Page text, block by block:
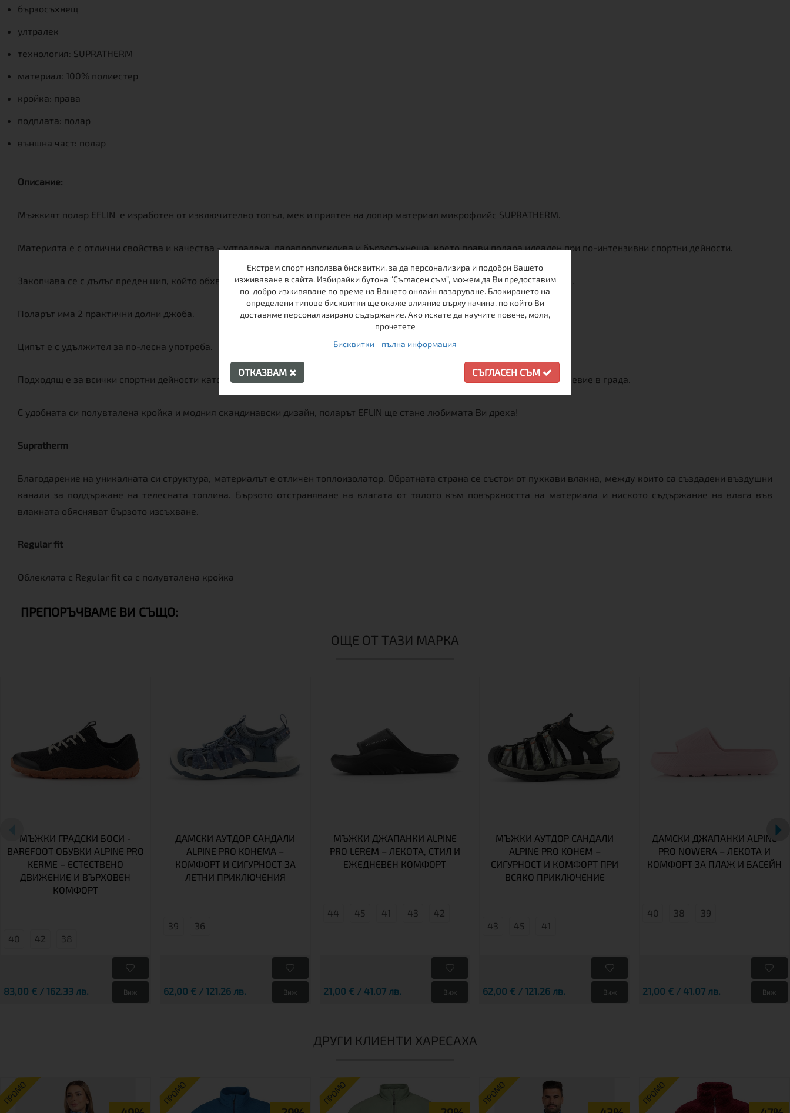
бързосъхнещ
ултралек
технология: SUPRATHERM
материал: 100% полиестер
кройка: права
подплата: полар
външна част: полар
Описание:
Мъжкият полар EFLIN е изработен от изключително топъл, мек и приятен на допир материал микрофлийс SUPRATHERM.
Материята е с отлични свойства и качества - ултралека, парапропусклива и бързосъхнеща, което прави полара идеален при по-интензивни спортни дейности.
Закопчава се с дълъг преден цип, който обхваща и цялата яка за оптимален температурен комфорт при по-студено време.
Поларът има 2 практични долни джоба.
Ципът е с удължител за по-лесна употреба.
Подходящ е за всички спортни дейности като джогинг, колоездене, планински туризъм или ски, както и за обичайно ежедневие в града.
С удобната си полувталена кройка и модния скандинавски дизайн, поларът EFLIN ще стане любимата Ви дреха!
Supratherm
Благодарение на уникалната си структура, материалът е отличен топлоизолатор. Обратната страна се състои от пухкави влакна, между които са създадени въздушни
канали за поддържане на телесната топлина. Бързото отстраняване на влагата от тялото към повърхността на материала и ниското съдържание на влага във
влакната обясняват бързото изсъхване.
Regular fit
Облеклата с Regular fit са с полувталена кройка
ПРЕПОРЪЧВАМЕ ВИ СЪЩО:
ОЩЕ ОТ ТАЗИ МАРКА
МЪЖКИ ГРАДСКИ БОСИ -
BAREFOOT ОБУВКИ ALPINE PRO
KERME – ЕСТЕСТВЕНО
ДВИЖЕНИЕ И ВЪРХОВЕН
КОМФОРТ
40 42 38
83,00 € / 162.33 лв. Виж
ДАМСКИ АУТДОР САНДАЛИ
ALPINE PRO KOHEMA –
КОМФОРТ И СИГУРНОСТ ЗА
ЛЕТНИ ПРИКЛЮЧЕНИЯ
39 36
62,00 € / 121.26 лв. Виж
МЪЖКИ ДЖАПАНКИ ALPINE
PRO LEREM – ЛЕКОТА, СТИЛ И
ЕЖЕДНЕВЕН КОМФОРТ
44 45 41 43 42
21,00 € / 41.07 лв. Виж
МЪЖКИ АУТДОР САНДАЛИ
ALPINE PRO KOHEM –
СИГУРНОСТ И КОМФОРТ ПРИ
ВСЯКО ПРИКЛЮЧЕНИЕ
43 45 41
62,00 € / 121.26 лв. Виж
ДАМСКИ ДЖАПАНКИ ALPINE
PRO NOWERA – ЛЕКОТА И
КОМФОРТ ЗА ПЛАЖ И БАСЕЙН
40 38 39
21,00 € / 41.07 лв. Виж
ДРУГИ КЛИЕНТИ ХАРЕСАХА
ПРОМО ПРОМО ПРОМО ПРОМО ПРОМО
Екстрем спорт използва бисквитки, за да персонализира и подобри Вашето
изживяване в сайта. Избирайки бутона “Съгласен съм”, можем да Ви предоставим
по-добро изживяване по време на Вашето онлайн пазаруване. Блокирането на
определени типове бисквитки ще окаже влияние върху начина, по който Ви
доставяме персонализирано съдържание. Ако искате да научите повече, моля,
прочетете
Бисквитки - пълна информация
ОТКАЗВАМ СЪГЛАСЕН СЪМ